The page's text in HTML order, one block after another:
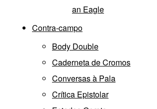
an Eagle
Contra-campo
Body Double
Caderneta de Cromos
Conversas à Pala
Crítica Epistolar